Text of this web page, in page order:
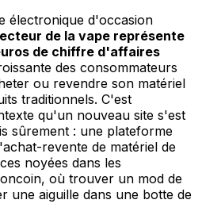
électronique d'occasion
de la vape représente
de chiffre d'affaires
des consommateurs
ou revendre son matériel
traditionnels. C'est
qu'un nouveau site s'est
sûrement : une plateforme
revente de matériel de
noyées dans les
où trouver un mod de
une aiguille dans une botte de